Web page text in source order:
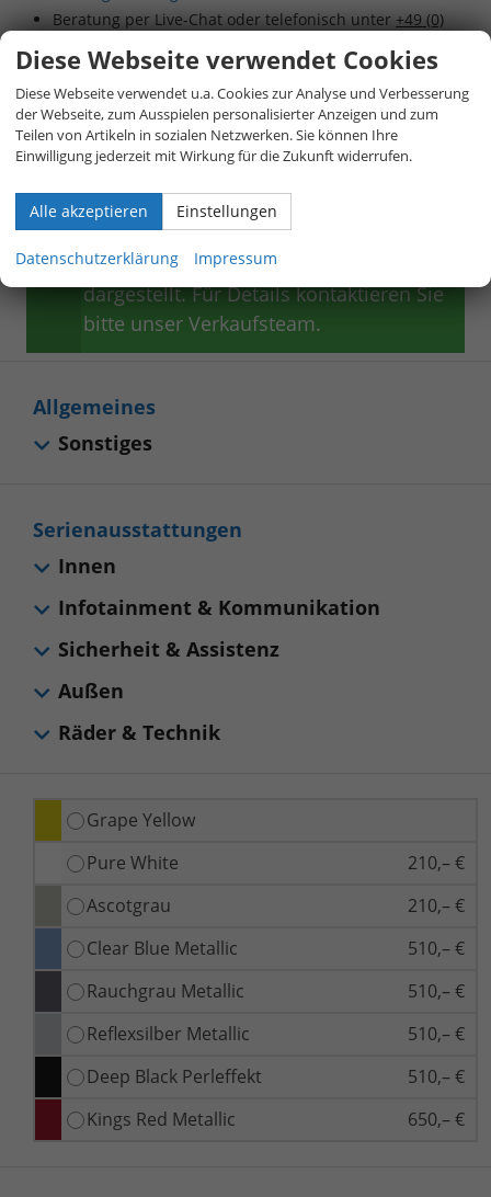
Beratung per Live-Chat oder telefonisch unter +49 (0)
800 40 01 808
Beschreibung
Hinweis zur Serienausstattung:Die
Teilen dem deutschen Modell – oft
sogar mit weiteren Extras inklusive. Aus
Platzgründen ist nur ein Auszug
dargestellt. Für Details kontaktieren Sie
bitte unser Verkaufsteam.
Grape Yellow
Pure White
210,– €
Ascotgrau
210,– €
Clear Blue Metallic
510,– €
Rauchgrau Metallic
510,– €
Reflexsilber Metallic
510,– €
Deep Black Perleffekt
510,– €
Kings Red Metallic
650,– €
Allgemeines
Sonstiges
Serienausstattungen
Innen
Infotainment & Kommunikation
Sicherheit & Assistenz
Außen
Räder & Technik
Diese Webseite verwendet Cookies
Diese Webseite verwendet u.a. Cookies zur Analyse und Verbesserung
der Webseite, zum Ausspielen personalisierter Anzeigen und zum
Teilen von Artikeln in sozialen Netzwerken. Sie können Ihre
Einwilligung jederzeit mit Wirkung für die Zukunft widerrufen.
Alle akzeptieren Einstellungen
Datenschutzerklärung Impressum